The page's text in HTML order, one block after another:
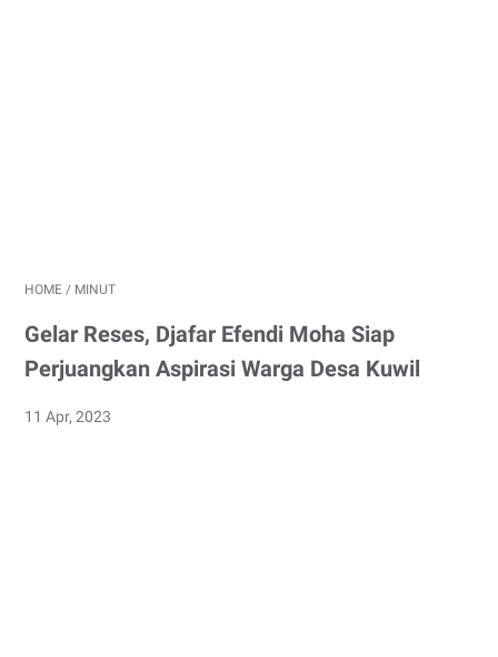
HOME / MINUT
Gelar Reses, Djafar Efendi Moha Siap
Perjuangkan Aspirasi Warga Desa Kuwil
11 Apr, 2023